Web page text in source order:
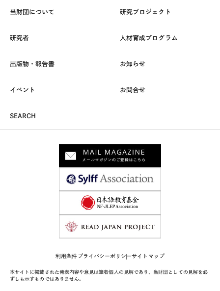
当財団について 研究プロジェクト
研究者 人材育成プログラム
出版物・報告書 お知らせ
イベント お問合せ
SEARCH
利用条件プライバシーポリシーサイトマップ
本サイトに掲載された発表内容や意見は筆者個人の見解であり、当財団としての見解を必
ずしも示すものではありません。